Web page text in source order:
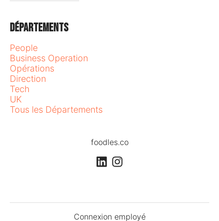
Départements
People
Business Operation
Opérations
Direction
Tech
UK
Tous les Départements
foodles.co
Connexion employé